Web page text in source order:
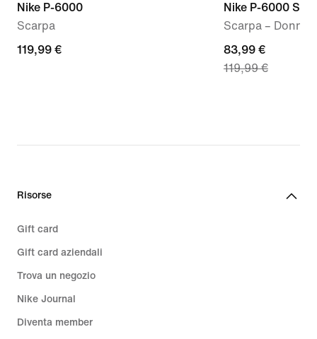
Nike P-6000
Scarpa
119,99
119,99 €
Nike P-6000 SE
Scarpa – Donna
current
price
price
83,99 €
119,99 €
Risorse
Gift card
Gift card aziendali
Trova un negozio
Nike Journal
Diventa member